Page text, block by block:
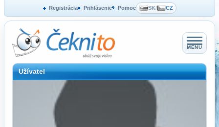
Registrácia Prihlásenie Pomoc SK/ CZ
MENU
Užívatel